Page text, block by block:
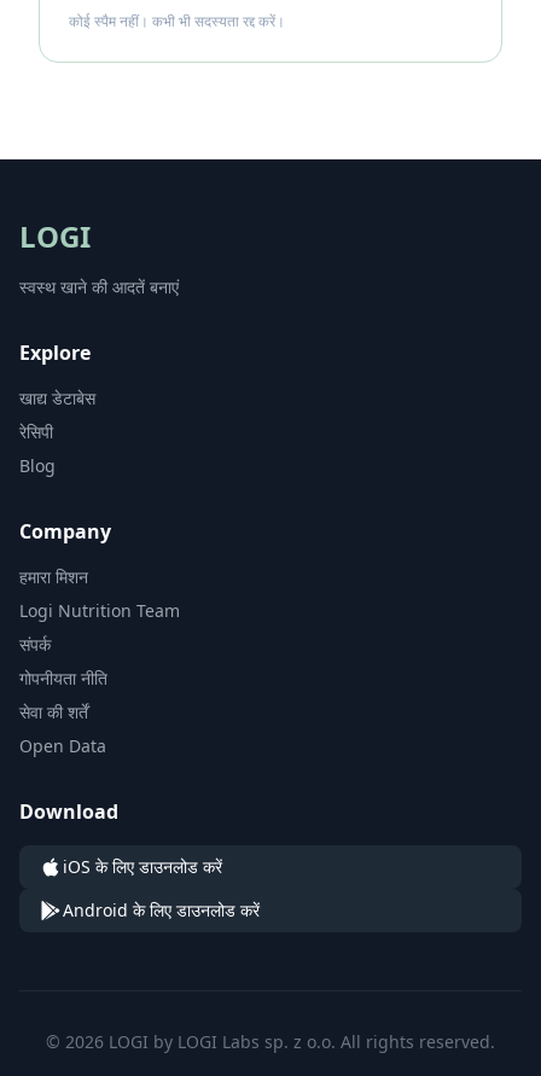
कोई स्पैम नहीं। कभी भी सदस्यता रद्द करें।
LOGI
स्वस्थ खाने की आदतें बनाएं
Explore
खाद्य डेटाबेस
रेसिपी
Blog
Company
हमारा मिशन
Logi Nutrition Team
संपर्क
गोपनीयता नीति
सेवा की शर्तें
Open Data
Download
iOS के लिए डाउनलोड करें
Android के लिए डाउनलोड करें
© 2026 LOGI by LOGI Labs sp. z o.o. All rights reserved.